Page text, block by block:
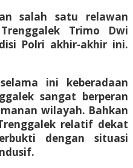
salah satu relawan
Trimo Dwi
Polri akhir-akhir ini.
ini keberadaan
sangat berperan
wilayah. Bahkan
relatif dekat
dengan situasi